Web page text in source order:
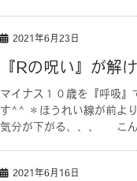
2021年6月23日
『Rの呪い』が
マイナス１０歳を『呼吸
す^^ ＊ほうれい線が前よ
気分が下がる、、、 こん
2021年6月16日